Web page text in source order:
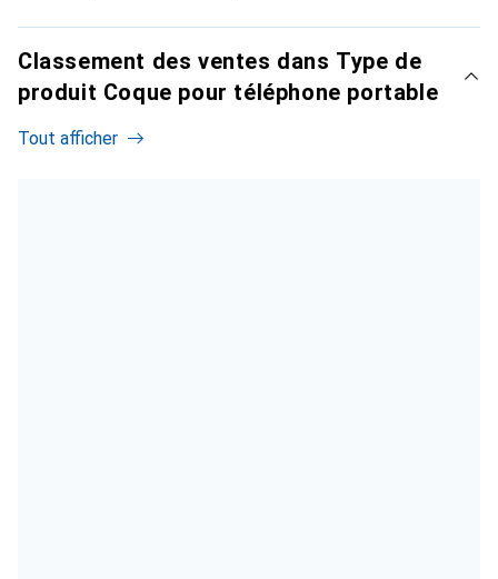
Classement des ventes dans Type de
produit Coque pour téléphone portable
Tout afficher